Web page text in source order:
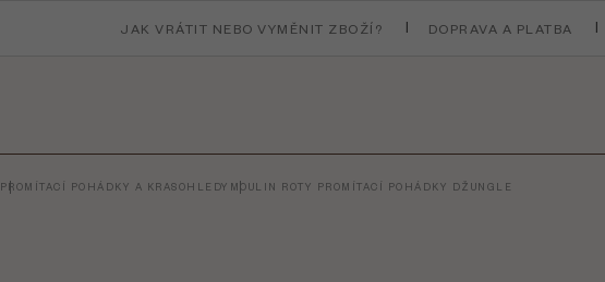
JAK VRÁTIT NEBO VYMĚNIT ZBOŽÍ? DOPRAVA A PLATBA
PROMÍTACÍ POHÁDKY A KRASOHLEDY MOULIN ROTY PROMÍTACÍ POHÁDKY DŽUNGLE